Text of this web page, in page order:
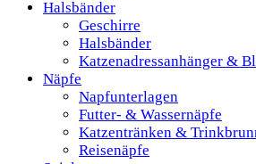
Halsbänder
Geschirre
Halsbänder
Katzenadressanhänger &
Näpfe
Napfunterlagen
Futter- & Wassernäpfe
Katzentränken &
Reisenäpfe